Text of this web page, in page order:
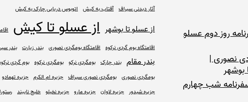
روز دوم عسلو
نصوری |
بوشهر
شب چهارم
آثار دیدنی سیراف آفتاب به کیش اتوبوس دریایی چارک به کیش
از عسلو تا بوشهر از عسلو تا کیش
اقامتگاه بوم گردی نرکوه اقامتگاه بومگردی نصوری بندر زیارت بندر
بندر مقام بندر چارک بومگردی نرکو بومگردی نرکوه بوم گردی
بومگردی نصوری بومگردی نصوری سیراف جزیره ام الکرم جزیره تهمادو
جزیره شیدور جزیره لاوان جزیره مارو جزیره نخیلو خلیج نایبند